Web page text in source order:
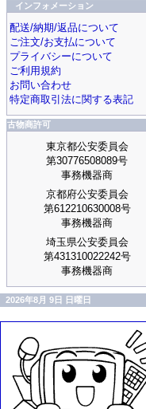
インフォメーション
配送/納期/返品について
ご注文/お支払について
プライバシーについて
ご利用規約
お問い合わせ
特定商取引法に関する表記
古物商許可
東京都公安委員会
第30776508089号
事務機器商
京都府公安委員会
第612210630008号
事務機器商
埼玉県公安委員会
第431310022242号
事務機器商
2026年8月 9日 日曜日